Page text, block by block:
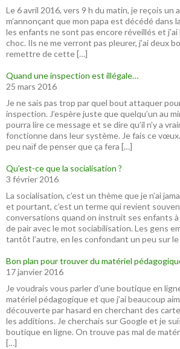
Le 6 avril 2016, vers 9 h du matin, je reçois un
m’annonçant que mon papa est décédé dans
les enfants ne sont pas encore réveillés et j’ai
choc. Ils ne me verront pas pleurer, j’ai deux
remettre de cette […]
Quand une inspection est illégale…
25 mars 2016
Je ne sais pas trop par quel bout attaquer
inspection. J’espère juste que quelqu’un au
pourra lire ce message et se dire qu’il n’y a
fonctionne dans leur système. Je fais ce
peu naïf de penser que ça fera […]
Qu’est-ce que la socialisation ?
3 février 2016
La socialisation, c’est un thème que je n’ai
et pourtant, c’est un terme qui revient
conversations quand on instruit ses enfants à
de pair avec le mot sociabilisation. Les gens
tantôt l’autre, en les confondant un peu sur
Bon plan pour trouver du matériel
17 janvier 2016
Je voudrais vous parler d’une boutique en
matériel pédagogique et que j’ai beaucoup
découverte par hasard en cherchant des
les additions. Je cherchais sur Google et je
boutique en ligne. On trouve pas mal de
[…]